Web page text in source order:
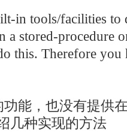
in tools/facilities to
a stored-procedure
this. Therefore
功能，也没有提供
几种实现的方法